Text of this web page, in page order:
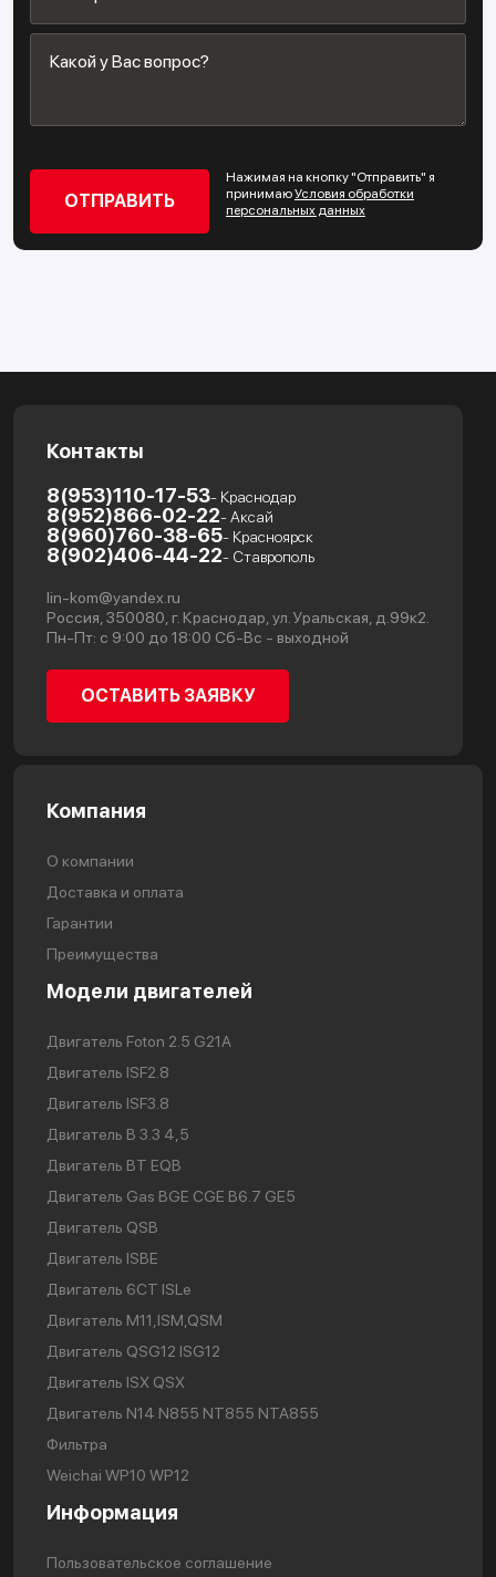
Нажимая на кнопку "Отправить" я
принимаюУсловия обработки
персональных данных
Контакты
8(953)110-17-53- Краснодар
8(952)866-02-22- Аксай
8(960)760-38-65- Красноярск
8(902)406-44-22- Ставрополь
lin-kom@yandex.ru
Россия, 350080, г. Краснодар, ул. Уральская, д.99к2.
Пн-Пт: с 9:00 до 18:00 Сб-Вс - выходной
ОСТАВИТЬ ЗАЯВКУ
Компания
О компании
Доставка и оплата
Гарантии
Преимущества
Модели двигателей
Двигатель Foton 2.5 G21A
Двигатель ISF2.8
Двигатель ISF3.8
Двигатель В 3.3 4,5
Двигатель BT EQB
Двигатель Gas BGE CGE B6.7 GE5
Двигатель QSB
Двигатель ISBE
Двигатель 6CT ISLe
Двигатель М11,ISM,QSM
Двигатель QSG12 ISG12
Двигатель ISX QSX
Двигатель N14 N855 NT855 NTA855
Фильтра
Weichai WP10 WP12
Информация
Пользовательское соглашение